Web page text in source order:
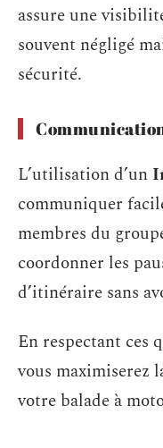
assure une
souvent négligé
sécurité.
L’utilisation d’un
communiquer
membres du
coordonner les
d’itinéraire sans
En respectant ces
vous maximiserez
votre balade à